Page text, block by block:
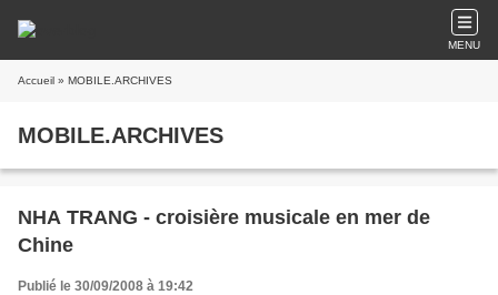
MENU
Accueil » MOBILE.ARCHIVES
MOBILE.ARCHIVES
NHA TRANG - croisière musicale en mer de
Chine
Publié le 30/09/2008 à 19:42